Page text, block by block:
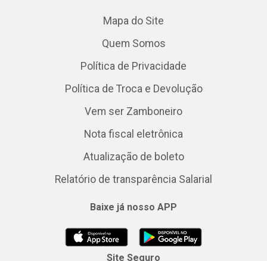
Mapa do Site
Quem Somos
Política de Privacidade
Política de Troca e Devolução
Vem ser Zamboneiro
Nota fiscal eletrônica
Atualização de boleto
Relatório de transparência Salarial
Baixe já nosso APP
Site Seguro